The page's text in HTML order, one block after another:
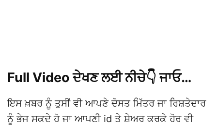
Full Video ਦੇਖਣ ਲਈ ਨੀਚੇ👇 ਜਾਓ…
ਇਸ ਖ਼ਬਰ ਨੂੰ ਤੁਸੀਂ ਵੀ ਆਪਣੇ ਦੋਸਤ ਮਿੱਤਰ ਜਾ ਰਿਸ਼ਤੇਦਾਰ
ਨੂੰ ਭੇਜ ਸਕਦੇ ਹੋ ਜਾ ਆਪਣੀ id ਤੇ ਸ਼ੇਅਰ ਕਰਕੇ ਹੋਰ ਵੀ